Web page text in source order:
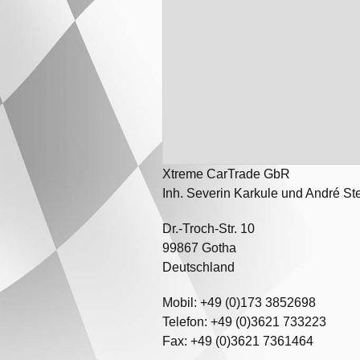
Xtreme CarTrade GbR
Inh. Severin Karkule und André
Dr.-Troch-Str. 10
99867 Gotha
Deutschland
Mobil: +49 (0)173 3852698
Telefon: +49 (0)3621 733223
Fax: +49 (0)3621 7361464